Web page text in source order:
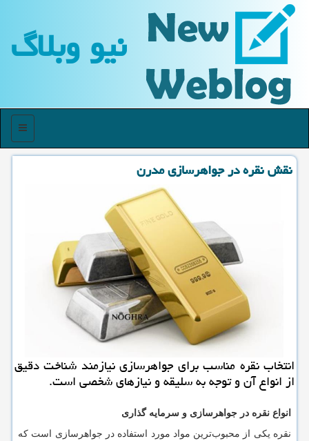
نیو وبلاگ
منو
نقش نقره در جواهرسازی مدرن
انتخاب نقره مناسب برای جواهرسازی نیازمند شناخت دقیق
از انواع آن و توجه به سلیقه و نیازهای شخصی است.
انواع نقره در جواهر سازی و سرمایه گذاری
نقره یکی از محبوبترین مواد مورد استفاده در جواهرسازی است که